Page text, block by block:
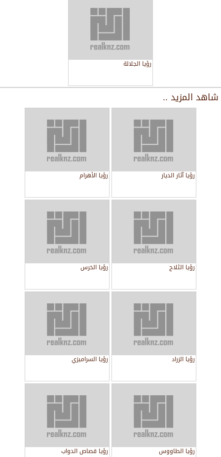
رؤيا الجلالة
شاهد المزيد ..
رؤيا آثار الديار رؤيا الأهرام
رؤيا الثلاج رؤيا الخرس
رؤيا الزراد رؤيا السراميزي
رؤيا الطاووس رؤيا قصاص الدواب